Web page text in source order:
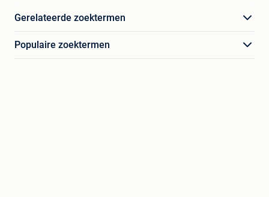
Gerelateerde zoektermen
Populaire zoektermen